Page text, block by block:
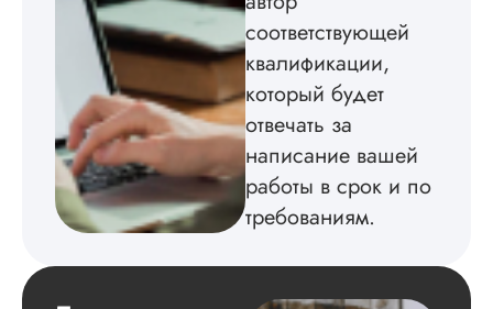
на твердую 5.
структуру, список
литературы,
все
литературные
Уникальность
на одном дыхании.
соответствующей
квалификации,
который будет
отвечать за
написание вашей
работы в срок и по
требованиям.